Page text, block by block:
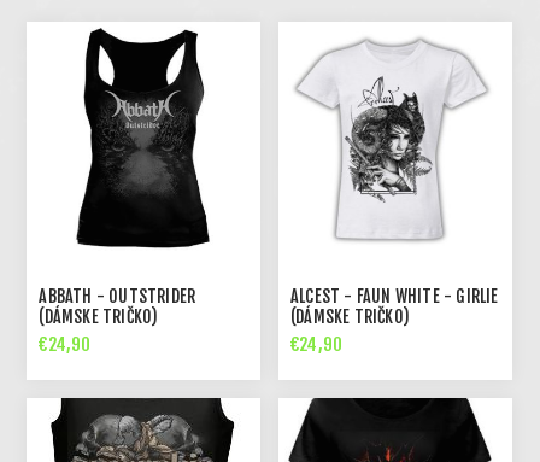
ABBATH - OUTSTRIDER
(DÁMSKE TRIČKO)
€24,90
ALCEST - FAUN WHITE - GIRLIE
(DÁMSKE TRIČKO)
€24,90